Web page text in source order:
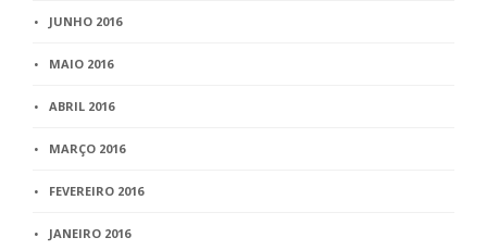
JUNHO 2016
MAIO 2016
ABRIL 2016
MARÇO 2016
FEVEREIRO 2016
JANEIRO 2016